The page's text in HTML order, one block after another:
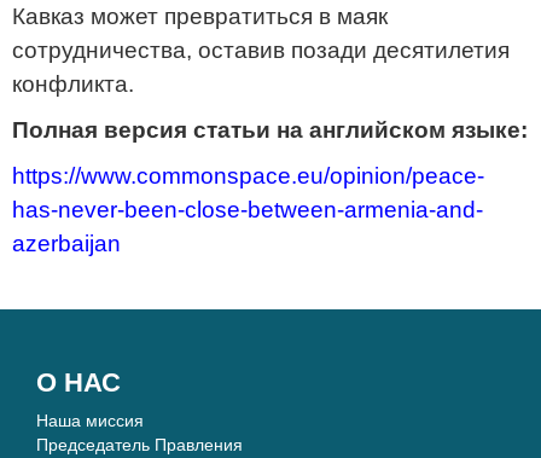
Кавказ может превратиться в маяк
сотрудничества, оставив позади десятилетия
конфликта.
Полная версия статьи на английском языке:
https://www.commonspace.eu/opinion/peace-
has-never-been-close-between-armenia-and-
azerbaijan
О НАС
Наша миссия
Председатель Правления